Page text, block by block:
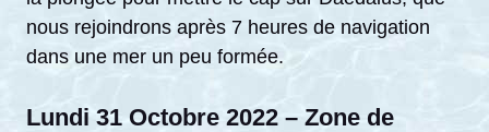
nous rejoindrons après 7 heures de navigation
dans une mer un peu formée.
Lundi 31 Octobre 2022 – Zone de